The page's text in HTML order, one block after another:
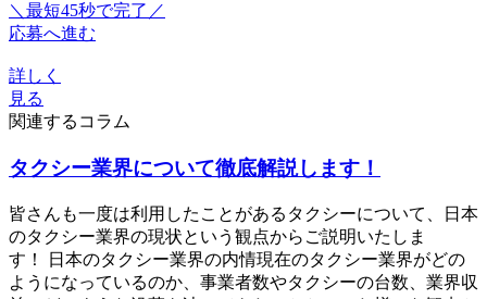
＼最短45秒で完了／
応募へ進む
詳しく
見る
関連するコラム
タクシー業界について徹底解説します！
皆さんも一度は利用したことがあるタクシーについて、日本
のタクシー業界の現状という観点からご説明いたしま
す！ 日本のタクシー業界の内情現在のタクシー業界がどの
ようになっているのか、事業者数やタクシーの台数、業界収